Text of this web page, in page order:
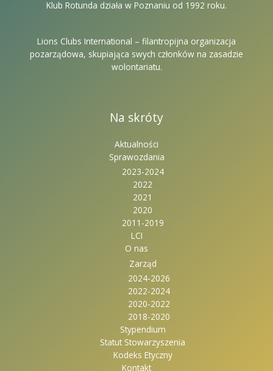
Klub Rotunda działa w Poznaniu od 1992 roku.
Lions Clubs International – filantropijna organizacja
pozarządowa, skupiająca swych członków na zasadzie
wolontariatu.
Na skróty
Aktualności
Sprawozdania
2023-2024
2022
2021
2020
2011-2019
LCI
O nas
Zarząd
2024-2026
2022-2024
2020-2022
2018-2020
Stypendium
Statut Stowarzyszenia
Kodeks Etyczny
Kontakt